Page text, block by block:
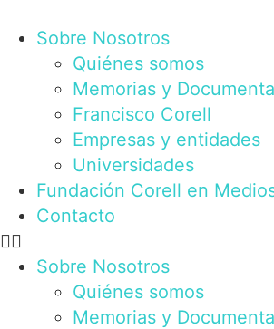
contenido
Sobre Nosotros
Quiénes somos
Memorias y
Francisco Corell
Empresas y entidades
Universidades
Fundación Corell en
Contacto
Sobre Nosotros
Quiénes somos
Memorias y